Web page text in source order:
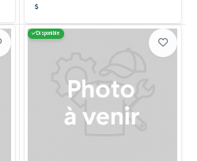
Disponible